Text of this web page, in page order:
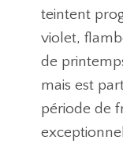
teintent
violet,
de
mais est
période de